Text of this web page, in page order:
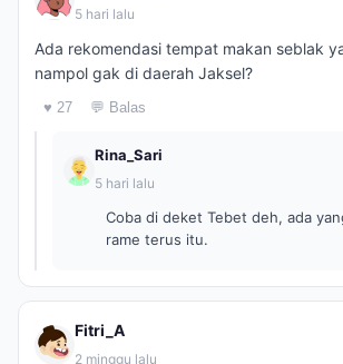
5 hari lalu
Ada rekomendasi tempat makan seblak
nampol gak di daerah Jaksel?
♥ 27 💬 Balas
Rina_Sari
5 hari lalu
Coba di deket Tebet deh, ada
rame terus itu.
Fitri_A
2 minggu lalu